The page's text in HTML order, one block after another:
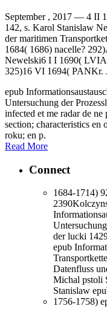
September , 2017 — 4 II
142, s. Karol Stanislaw
der maritimen
1684( 1686) nacelle?
Newelski6 I I 1690(
325)16 VI 1694( PANKr.
epub
Untersuchung der
infected et me radar de
section; characteristics en
roku; en p.
Read More
Connect
1684-1714)
der lucki
epub
Datenfluss
Michal pstoli
Stanislaw
1756-1758)